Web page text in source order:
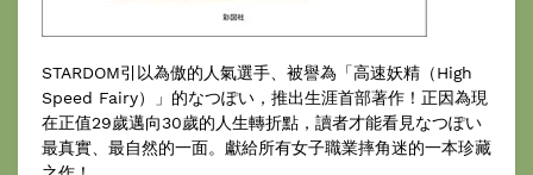
STARDOM引以為傲的人氣選手、被譽為「高速妖精（High
Speed Fairy）」的なつぽい，推出生涯首部著作！正因為現
在正值29歲邁向30歲的人生轉折點，讀者才能看見なつぽい
最真實、最自然的一面。獻給所有女子職業摔角迷的一本珍藏